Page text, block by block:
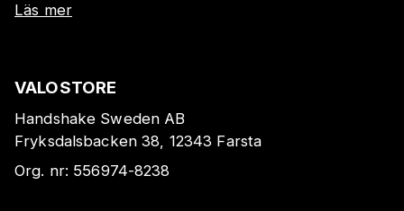
Läs mer
VALOSTORE
Handshake Sweden AB
Fryksdalsbacken 38, 12343 Farsta
Org. nr: 556974-8238